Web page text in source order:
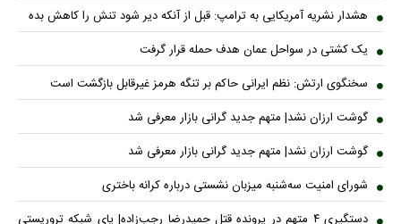
هشدار نشریه آمریکایی به ترامپ: قبل از آنکه دیر شود تنش را کاهش بده
یک کشتی در سواحل عمان هدف حمله قرار گرفت
سخنگوی ارتش: نظم ایرانی حاکم بر تنگه هرمز غیرقابل بازگشت است
گوشت ارزان نشد| متهم جدید گرانی بازار معرفی شد
گوشت ارزان نشد| متهم جدید گرانی بازار معرفی شد
شورای امنیت سه‌شنبه میزبان نشستی درباره کرانه باختری
دستگیری ۴ متهم در پرونده قتل حمیدرضا رجب‌زاده| پای شبکه تروریستی